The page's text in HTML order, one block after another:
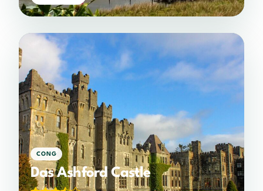
CONG
Das Ashford Castle